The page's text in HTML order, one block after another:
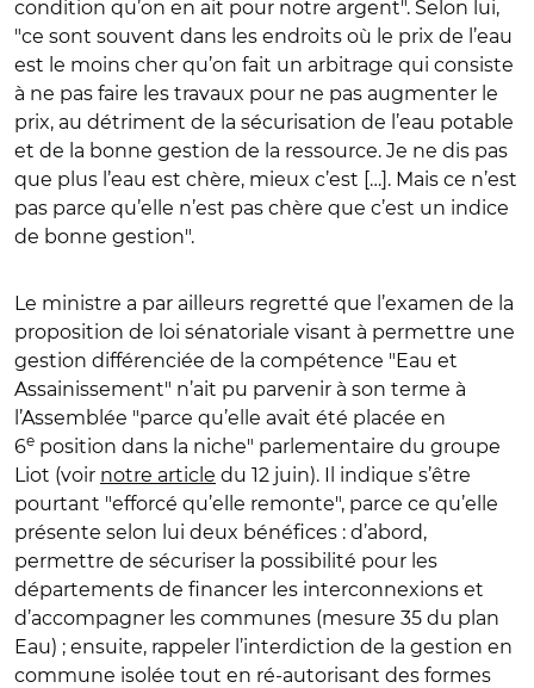
condition qu’on en ait pour notre argent". Selon lui,
"ce sont souvent dans les endroits où le prix de l’eau
est le moins cher qu’on fait un arbitrage qui consiste
à ne pas faire les travaux pour ne pas augmenter le
prix, au détriment de la sécurisation de l’eau potable
et de la bonne gestion de la ressource. Je ne dis pas
que plus l’eau est chère, mieux c’est […]. Mais ce n’est
pas parce qu’elle n’est pas chère que c’est un indice
de bonne gestion".
Le ministre a par ailleurs regretté que l’examen de la
proposition de loi sénatoriale visant à permettre une
gestion différenciée de la compétence "Eau et
Assainissement" n’ait pu parvenir à son terme à
l’Assemblée "parce qu’elle avait été placée en
6e position dans la niche" parlementaire du groupe
Liot (voir notre article du 12 juin). Il indique s’être
pourtant "efforcé qu’elle remonte", parce ce qu’elle
présente selon lui deux bénéfices : d’abord,
permettre de sécuriser la possibilité pour les
départements de financer les interconnexions et
d’accompagner les communes (mesure 35 du plan
Eau) ; ensuite, rappeler l’interdiction de la gestion en
commune isolée tout en ré-autorisant des formes